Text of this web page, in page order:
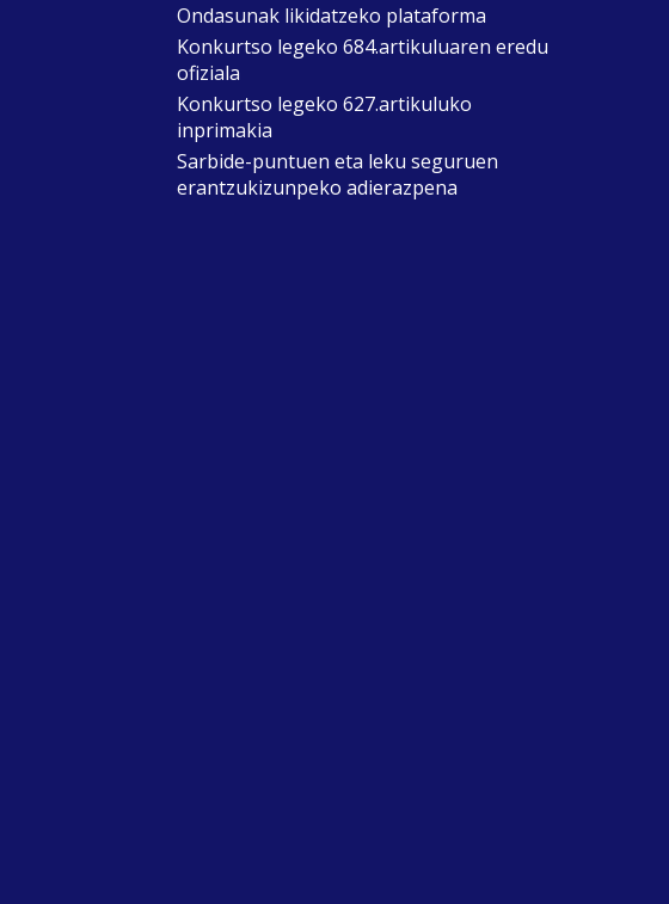
Ondasunak likidatzeko plataforma
Konkurtso legeko 684.artikuluaren eredu
ofiziala
Konkurtso legeko 627.artikuluko
inprimakia
Sarbide-puntuen eta leku seguruen
erantzukizunpeko adierazpena